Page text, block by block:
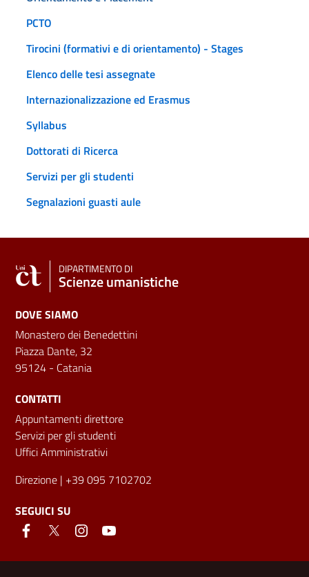
PCTO
Tirocini (formativi e di orientamento) - Stages
Elenco delle tesi assegnate
Internazionalizzazione ed Erasmus
Syllabus
Dottorati di Ricerca
Servizi per gli studenti
Segnalazioni guasti aule
DIPARTIMENTO DI
Scienze umanistiche
DOVE SIAMO
Monastero dei Benedettini
Piazza Dante, 32
95124 - Catania
CONTATTI
Appuntamenti direttore
Servizi per gli studenti
Uffici Amministrativi
Direzione | +39 095 7102702
SEGUICI SU
Link e informazioni utili